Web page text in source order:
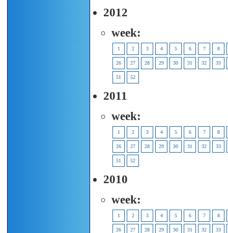
2012
week:
1 2 3 4 5 6 7 8
26 27 28 29 30 31 32 33
51 52
2011
week:
1 2 3 4 5 6 7 8
26 27 28 29 30 31 32 33
51 52
2010
week:
1 2 3 4 5 6 7 8
26 27 28 29 30 31 32 33